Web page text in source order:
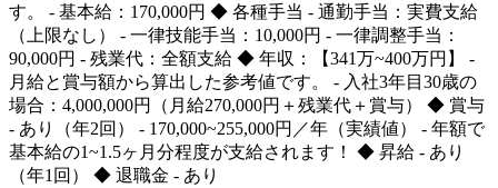
す。 - 基本給：170,000円 ◆ 各種手当 - 通勤手当：実費支給
（上限なし） - 一律技能手当：10,000円 - 一律調整手当：
90,000円 - 残業代：全額支給 ◆ 年収：【341万~400万円】 -
月給と賞与額から算出した参考値です。 - 入社3年目30歳の
場合：4,000,000円（月給270,000円＋残業代＋賞与） ◆ 賞与
- あり（年2回） - 170,000~255,000円／年（実績値） - 年額で
基本給の1~1.5ヶ月分程度が支給されます！ ◆ 昇給 - あり
（年1回） ◆ 退職金 - あり